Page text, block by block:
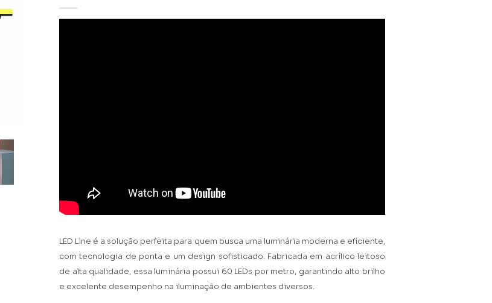
LED Line é a solução perfeita para quem busca uma luminária moderna e eficiente,
com tecnologia de ponta e um design sofisticado. Fabricada em acrílico leitoso
de alta qualidade, essa luminária possui 60 LEDs por metro, garantindo alto brilho
e excelente desempenho na iluminação de ambientes diversos.